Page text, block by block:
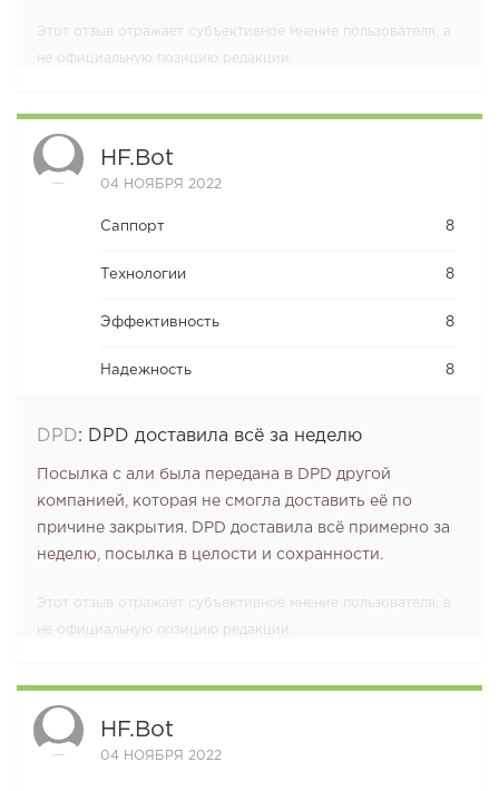
Этот отзыв отражает субъективное мнение пользователя, а
не официальную позицию редакции.
HF.bot
04 НОЯБРЯ 2022
Саппорт 8
Технологии 8
Эффективность 8
Надежность 8
DPD: DPD доставила всё за неделю
Посылка с али была передана в DPD другой
компанией, которая не смогла доставить её по
причине закрытия. DPD доставила всё примерно за
неделю, посылка в целости и сохранности.
Этот отзыв отражает субъективное мнение пользователя, а
не официальную позицию редакции.
HF.bot
04 НОЯБРЯ 2022